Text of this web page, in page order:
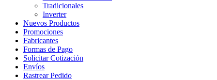
Tradicionales
Inverter
Nuevos Productos
Promociones
Fabricantes
Formas de Pago
Solicitar Cotización
Envíos
Rastrear Pedido